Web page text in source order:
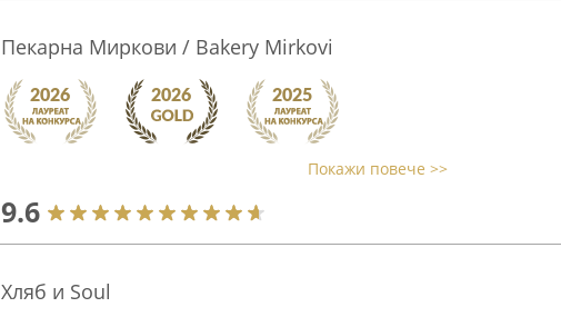
Пекарна Миркови / Bakery Mirkovi
Покажи повече >>
9.6
Хляб и Soul